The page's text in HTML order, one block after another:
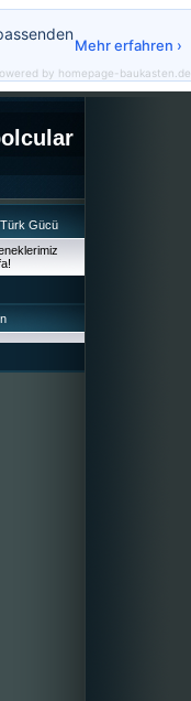
Gücü
Mehr erfahren ›
by homepage-baukasten.de